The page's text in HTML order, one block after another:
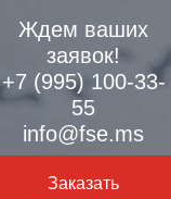
Ждем ваших
заявок!
+7 (995) 100-33-
55
info@fse.ms
Заказать